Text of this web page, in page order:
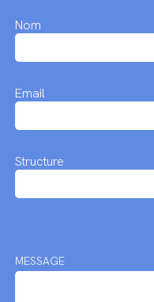
Nom
Email
Structure
MESSAGE